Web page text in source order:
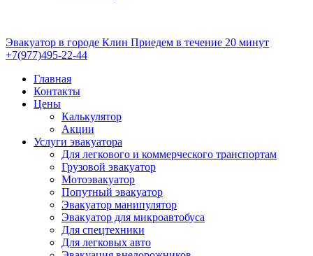
Эвакуатор в городе Клин Приедем в течение 20 минут
+7(977)495-22-44
Главная
Контакты
Цены
Калькулятор
Акции
Услуги эвакуатора
Для легкового и коммерческого транспортам
Грузовой эвакуатор
Мотоэвакуатор
Попутный эвакуатор
Эвакуатор манипулятор
Эвакуатор для микроавтобуса
Для спецтехники
Для легковых авто